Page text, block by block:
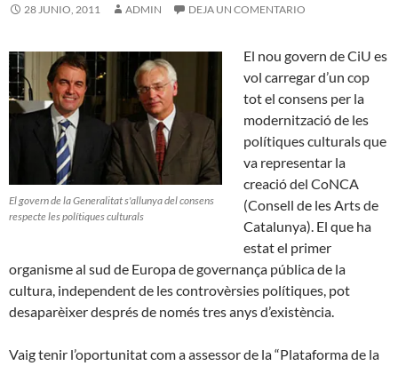
28 JUNIO, 2011 ADMIN DEJA UN COMENTARIO
El govern de la Generalitat s'allunya del consens
respecte les polítiques culturals
El nou govern de CiU es
vol carregar d’un cop
tot el consens per la
modernització de les
polítiques culturals que
va representar la
creació del CoNCA
(Consell de les Arts de
Catalunya). El que ha
estat el primer
organisme al sud de Europa de governança pública de la
cultura, independent de les controvèrsies polítiques, pot
desaparèixer després de només tres anys d’existència.
Vaig tenir l’oportunitat com a assessor de la “Plataforma de la